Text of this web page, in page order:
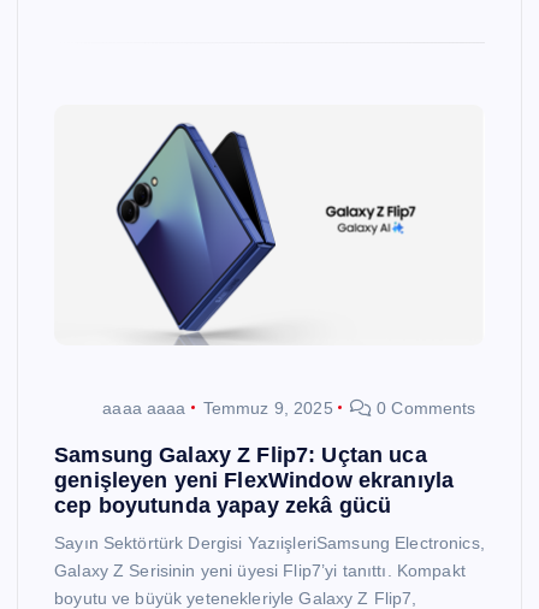
aaaa aaaa Temmuz 9, 2025 0 Comments
Samsung Galaxy Z Flip7: Uçtan uca
genişleyen yeni FlexWindow ekranıyla
cep boyutunda yapay zekâ gücü
Sayın Sektörtürk Dergisi YazıişleriSamsung Electronics,
Galaxy Z Serisinin yeni üyesi Flip7’yi tanıttı. Kompakt
boyutu ve büyük yetenekleriyle Galaxy Z Flip7,